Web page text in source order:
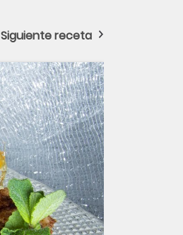
Siguiente receta